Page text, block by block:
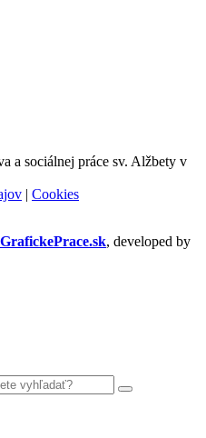
a sociálnej práce sv. Alžbety v
| Cookies
GrafickePrace.sk, developed by